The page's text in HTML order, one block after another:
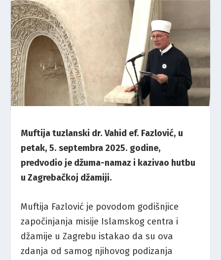
Muftija tuzlanski dr. Vahid ef. Fazlović, u
petak, 5. septembra 2025. godine,
predvodio je džuma-namaz i kazivao hutbu
u Zagrebačkoj džamiji.
Muftija Fazlović je povodom godišnjice
započinjanja misije Islamskog centra i
džamije u Zagrebu istakao da su ova
zdanja od samog njihovog podizanja